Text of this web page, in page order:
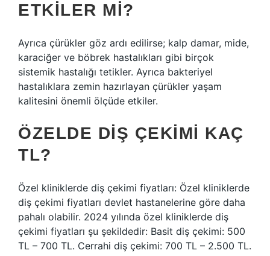
ETKILER MI?
Ayrıca çürükler göz ardı edilirse; kalp damar, mide,
karaciğer ve böbrek hastalıkları gibi birçok
sistemik hastalığı tetikler. Ayrıca bakteriyel
hastalıklara zemin hazırlayan çürükler yaşam
kalitesini önemli ölçüde etkiler.
ÖZELDE DIŞ ÇEKIMI KAÇ
TL?
Özel kliniklerde diş çekimi fiyatları: Özel kliniklerde
diş çekimi fiyatları devlet hastanelerine göre daha
pahalı olabilir. 2024 yılında özel kliniklerde diş
çekimi fiyatları şu şekildedir: Basit diş çekimi: 500
TL – 700 TL. Cerrahi diş çekimi: 700 TL – 2.500 TL.